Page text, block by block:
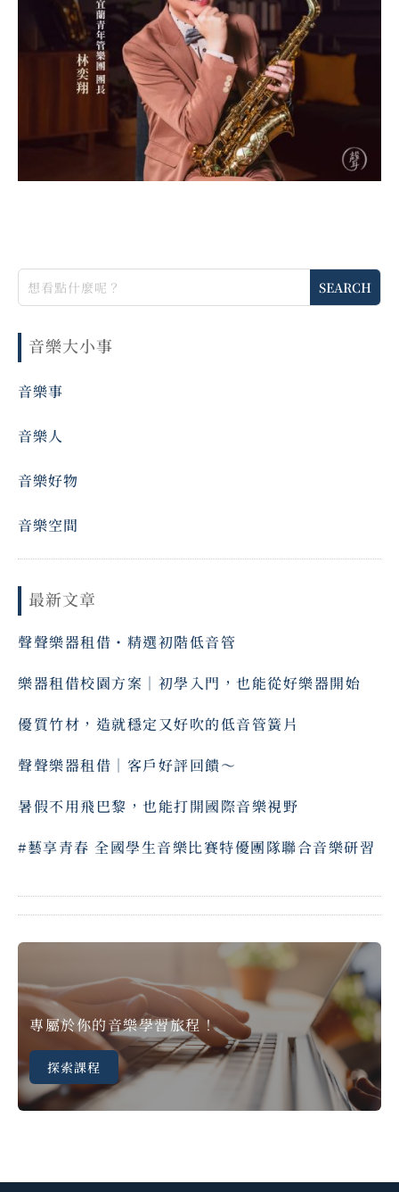
音樂大小事
音樂事
音樂人
音樂好物
音樂空間
最新文章
聲聲樂器租借・精選初階低音管
樂器租借校園方案｜初學入門，也能從好樂器開始
優質竹材，造就穩定又好吹的低音管簧片
聲聲樂器租借｜客戶好評回饋～ ⠀
暑假不用飛巴黎，也能打開國際音樂視野
#藝享青春 全國學生音樂比賽特優團隊聯合音樂研習
專屬於你的音樂學習旅程！
探索課程